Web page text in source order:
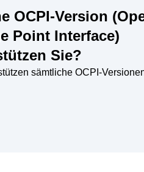
OCPI-Version
Point Interface)
Sie?
sämtliche OCPI-